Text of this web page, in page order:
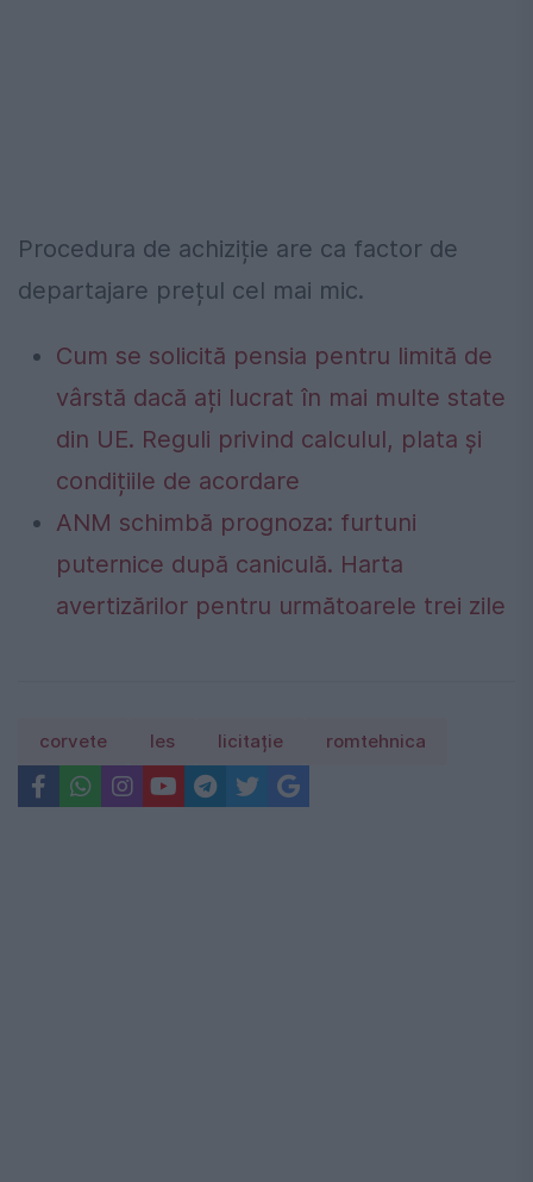
Procedura de achiziție are ca factor de
departajare prețul cel mai mic.
Cum se solicită pensia pentru limită de
vârstă dacă ați lucrat în mai multe state
din UE. Reguli privind calculul, plata și
condițiile de acordare
ANM schimbă prognoza: furtuni
puternice după caniculă. Harta
avertizărilor pentru următoarele trei zile
corvete les licitație romtehnica